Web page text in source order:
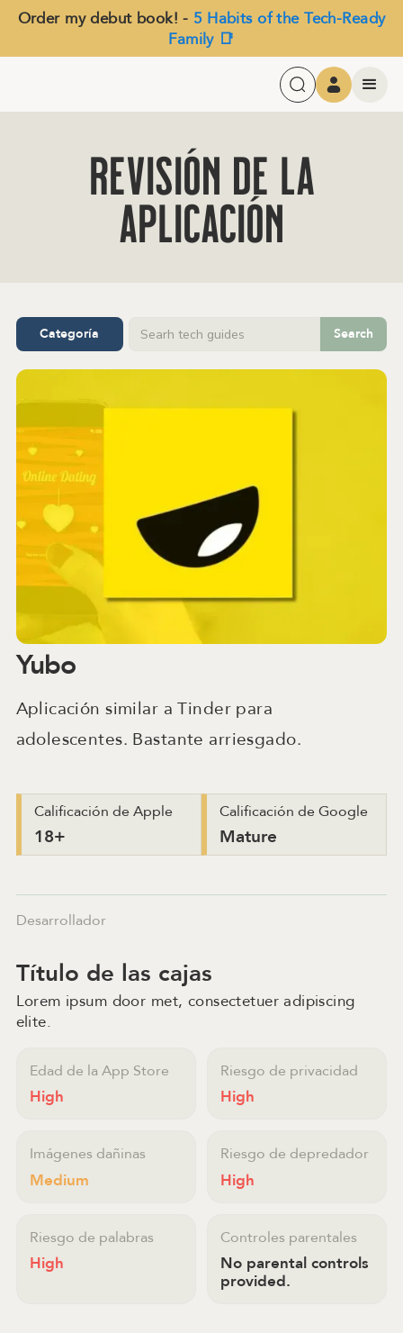
Order my debut book! - 5 Habits of the Tech-Ready
Family 📑
Revisión de la
aplicación
Categoría
Yubo
Aplicación similar a Tinder para
adolescentes. Bastante arriesgado.
Calificación de Apple
18+
Calificación de Google
Mature
Desarrollador
Título de las cajas
Lorem ipsum door met, consectetuer adipiscing
elite.
Edad de la App Store
High
Riesgo de privacidad
High
Imágenes dañinas
Medium
Riesgo de depredador
High
Riesgo de palabras
High
Controles parentales
No parental controls
provided.